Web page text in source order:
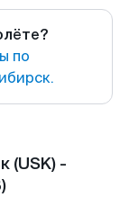
по
(USK) -